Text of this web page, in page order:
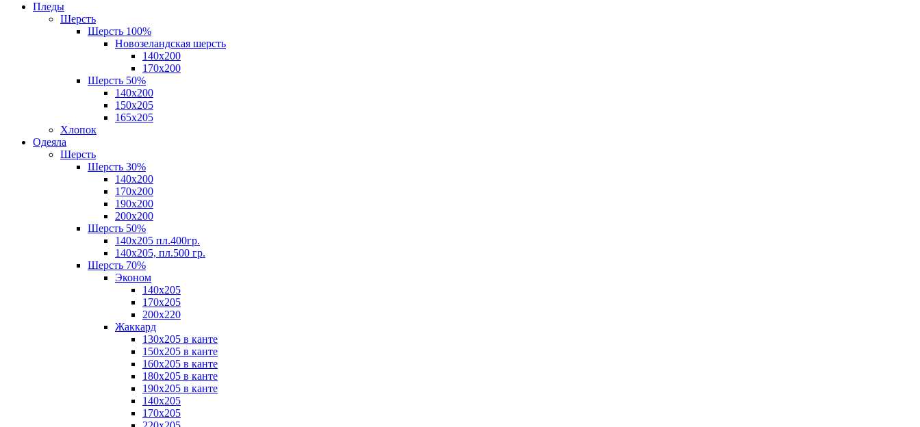
Пледы
Шерсть
Шерсть 100%
Новозеландская шерсть
140х200
170x200
Шерсть 50%
140x200
150х205
165х205
Хлопок
Одеяла
Шерсть
Шерсть 30%
140х200
170х200
190х200
200х200
Шерсть 50%
140х205 пл.400гр.
140х205, пл.500 гр.
Шерсть 70%
Эконом
140х205
170х205
200х220
Жаккард
130х205 в канте
150х205 в канте
160х205 в канте
180х205 в канте
190х205 в канте
140х205
170х205